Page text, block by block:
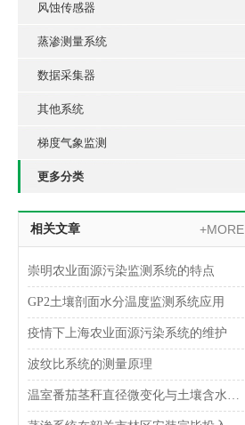
风蚀传感器
蒸渗测量系统
数据采集器
其他系统
梯度气象监测
更多分类
相关文章 +MORE
崇明农业面源污染监测系统的特点
GP2土壤剖面水分温度监测系统应用
疫情下上海农业面源污染系统的维护
波纹比系统的测量原理
温室番茄茎秆直径微变化与土壤含水量的关系